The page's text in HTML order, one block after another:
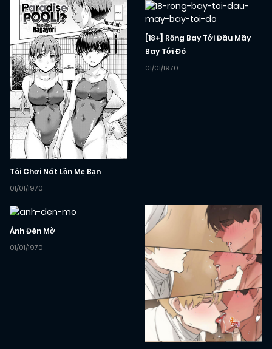
Tôi Chơi Nát Lồn Mẹ Bạn
01/01/1970
[18+] Rồng Bay Tới Đâu Mây
Bay Tới Đó
01/01/1970
Ánh Đèn Mờ
01/01/1970